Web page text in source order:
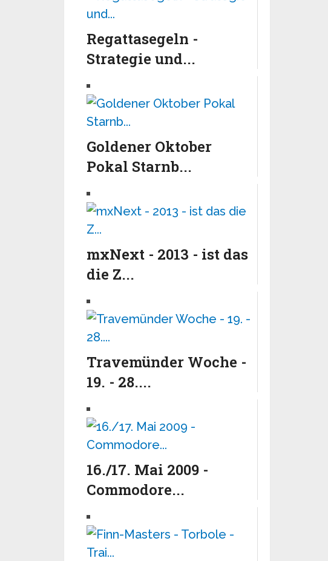
Regattasegeln -
Strategie und...
Goldener Oktober
Pokal Starnb...
mxNext - 2013 - ist das
die Z...
Travemünder Woche -
19. - 28....
16./17. Mai 2009 -
Commodore...